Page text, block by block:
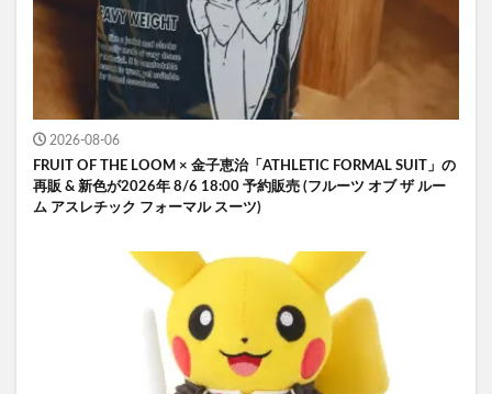
2026-08-06
FRUIT OF THE LOOM × 金子恵治「ATHLETIC FORMAL SUIT」の
再販 & 新色が2026年 8/6 18:00 予約販売 (フルーツ オブ ザ ルー
ム アスレチック フォーマル スーツ)